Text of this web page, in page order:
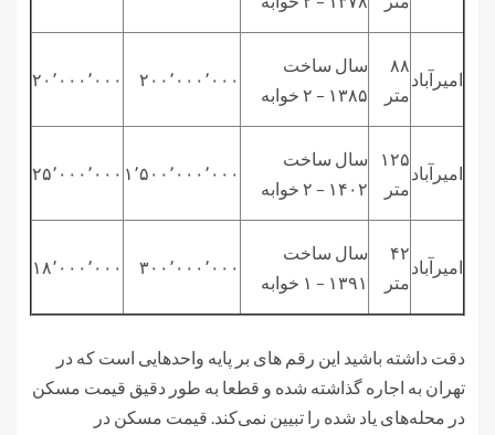
امیرآباد
۸۸
متر
سال ساخت
۱۳۸۵ – ۲ خوابه
۲۰۰٬۰۰۰٬۰۰۰ ۲۰٬۰۰۰٬۰۰۰
امیرآباد
۱۲۵
متر
سال ساخت
۱۴۰۲ – ۲ خوابه
۱٬۵۰۰٬۰۰۰٬۰۰۰ ۲۵٬۰۰۰٬۰۰۰
امیرآباد
۴۲
متر
سال ساخت
۱۳۹۱ – ۱ خوابه
۳۰۰٬۰۰۰٬۰۰۰ ۱۸٬۰۰۰٬۰۰۰
دقت داشته باشید این رقم های بر پایه واحدهایی است که در
تهران به اجاره گذاشته شده و قطعا به طور دقیق قیمت مسکن
در محله‌های یاد شده را تبیین نمی‌کند. قیمت مسکن در